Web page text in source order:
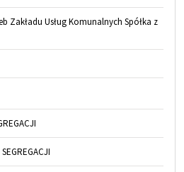
Zakładu Usług Komunalnych Spółka z